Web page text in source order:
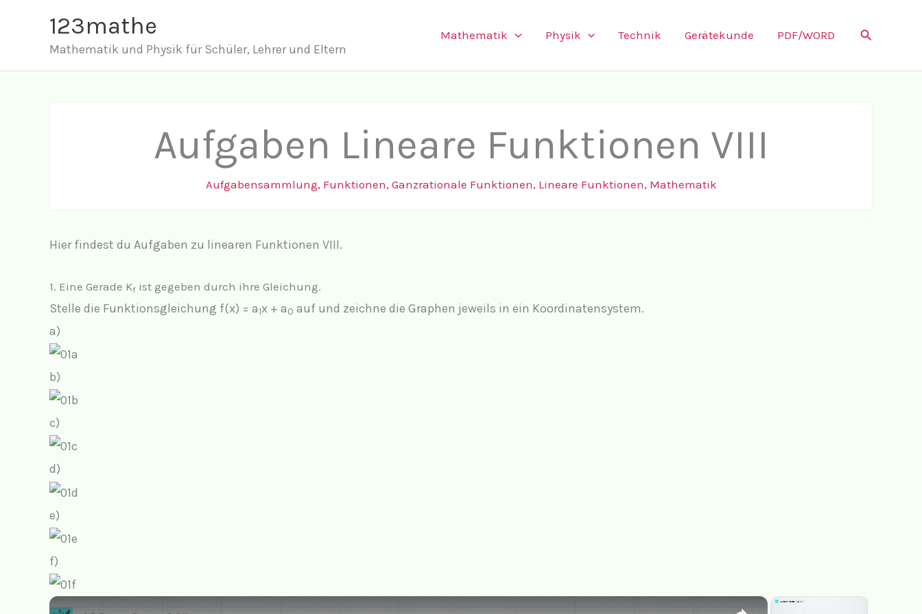
123mathe
Mathematik und Physik für Schüler, Lehrer und Eltern
Mathematik Physik Technik Gerätekunde PDF/WORD Suchen
Aufgaben Lineare Funktionen VIII
Aufgabensammlung, Funktionen, Ganzrationale Funktionen, Lineare Funktionen, Mathematik
Hier findest du Aufgaben zu linearen Funktionen VIII.
1. Eine Gerade Kf ist gegeben durch ihre Gleichung.
Stelle die Funktionsgleichung f(x) = a1x + a 0 auf und zeichne die Graphen jeweils in ein Koordinatensystem.
a)
b)
c)
d)
e)
f)
×